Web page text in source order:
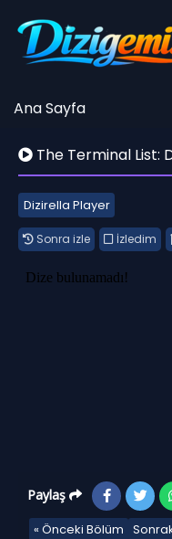
Ana Sayfa
The Terminal List:
Dizirella Player
Sonra izle İzledim
Paylaş
« Önceki Bölüm